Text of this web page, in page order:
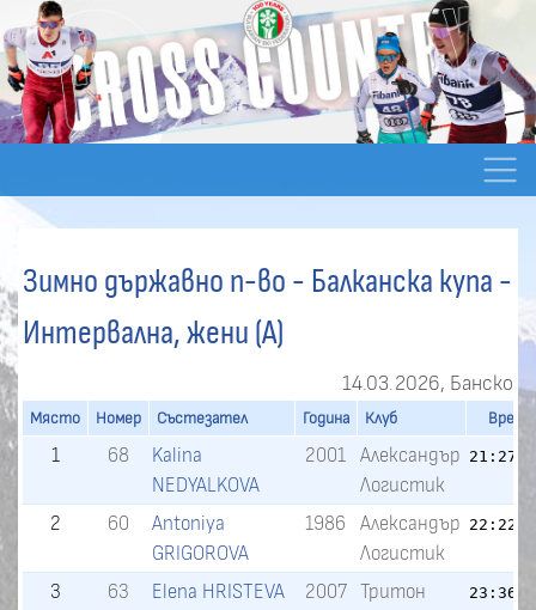
Зимно държавно п-во - Балканска купа -
Интервална, жени (A)
14.03.2026, Банско
Място Номер Състезател Година Клуб Време
1 68
Kalina
NEDYALKOVA
2001
Александър
Логистик
21:27.9
2 60
Antoniya
GRIGOROVA
1986
Александър
Логистик
22:22.5
3 63 Elena HRISTEVA 2007
Тритон
23:36.5